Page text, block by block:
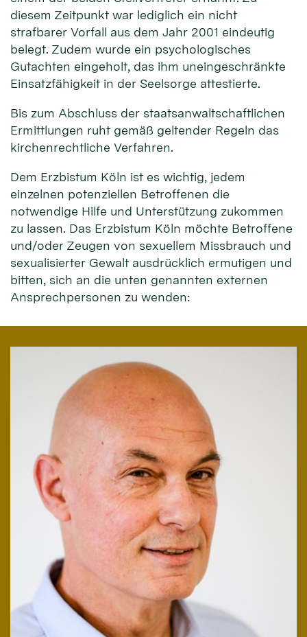
diesem Zeitpunkt war lediglich ein nicht
strafbarer Vorfall aus dem Jahr 2001 eindeutig
belegt. Zudem wurde ein psychologisches
Gutachten eingeholt, das ihm uneingeschränkte
Einsatzfähigkeit in der Seelsorge attestierte.
Bis zum Abschluss der staatsanwaltschaftlichen
Ermittlungen ruht gemäß geltender Regeln das
kirchenrechtliche Verfahren.
Dem Erzbistum Köln ist es wichtig, jedem
einzelnen potenziellen Betroffenen die
notwendige Hilfe und Unterstützung zukommen
zu lassen. Das Erzbistum Köln möchte Betroffene
und/oder Zeugen von sexuellem Missbrauch und
sexualisierter Gewalt ausdrücklich ermutigen und
bitten, sich an die unten genannten externen
Ansprechpersonen zu wenden: